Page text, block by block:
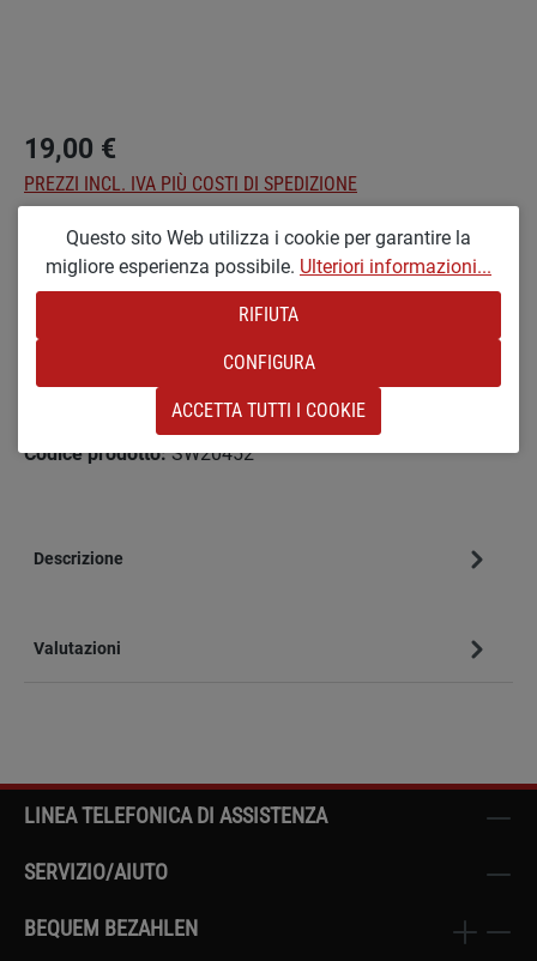
19,00 €
PREZZI INCL. IVA PIÙ COSTI DI SPEDIZIONE
Seleziona
Optionen
ML [MEDIO E LACCATO]
MR [MEDIO E CRUDO]
Quantità del prodotto: inserisci la quantità
NEL CARRELLO
Aggiungi alla wishlist
Codice prodotto:SW20452
Descrizione
Valutazioni
LINEA TELEFONICA DI ASSISTENZA
SERVIZIO/AIUTO
BEQUEM BEZAHLEN
Questo sito Web utilizza i cookie per garantire la
migliore esperienza possibile. Ulteriori informazioni...
RIFIUTA
CONFIGURA
ACCETTA TUTTI I COOKIE